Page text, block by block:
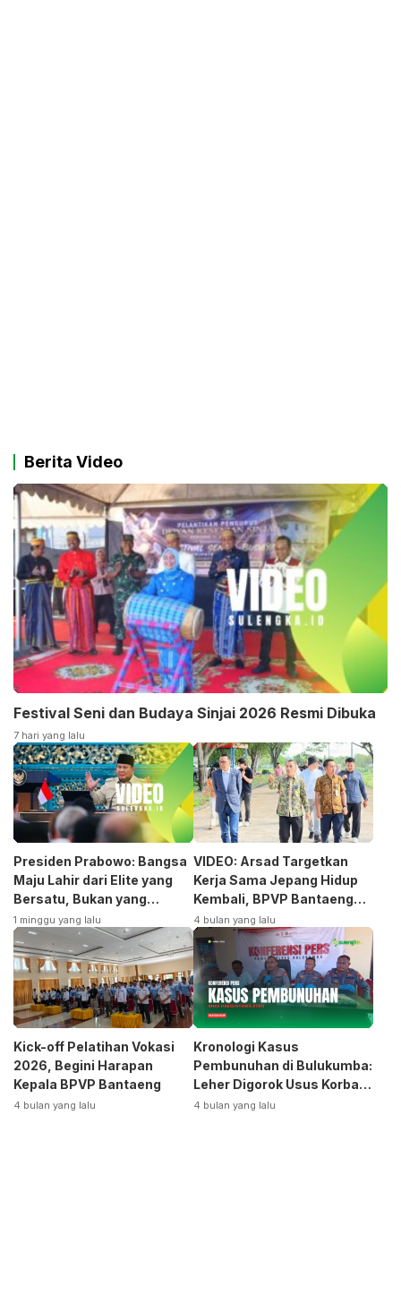
Berita Video
Festival Seni dan Budaya Sinjai 2026 Resmi Dibuka
7 hari yang lalu
Presiden Prabowo: Bangsa
Maju Lahir dari Elite yang
Bersatu, Bukan yang
Terpecah
1 minggu yang lalu
VIDEO: Arsad Targetkan
Kerja Sama Jepang Hidup
Kembali, BPVP Bantaeng
Siap Bangkitkan Jurusan
Otomotif
4 bulan yang lalu
Kick-off Pelatihan Vokasi
2026, Begini Harapan
Kepala BPVP Bantaeng
4 bulan yang lalu
Kronologi Kasus
Pembunuhan di Bulukumba:
Leher Digorok Usus Korban
Dikeluarkan
4 bulan yang lalu